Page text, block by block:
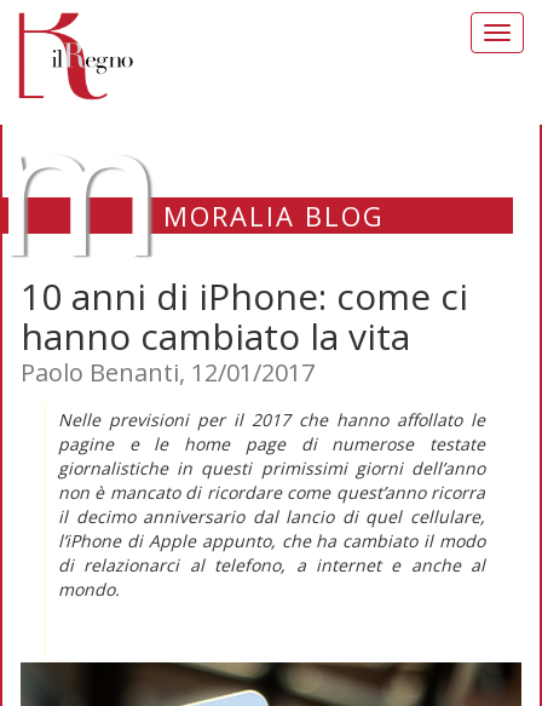
MORALIA BLOG
10 anni di iPhone: come ci
hanno cambiato la vita
Paolo Benanti, 12/01/2017
Nelle previsioni per il 2017 che hanno affollato le
pagine e le home pagedi numerose testate
giornalistiche in questi primissimi giorni dell’anno
non è mancato di ricordare come quest’anno ricorra
il decimo anniversario dal lancio di quel cellulare,
l’iPhone di Apple appunto, che ha cambiato il modo
di relazionarci al telefono, a internet e anche al
mondo.